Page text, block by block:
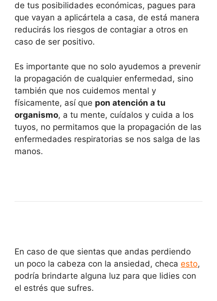
de tus posibilidades económicas, pagues para
que vayan a aplicártela a casa, de está manera
reducirás los riesgos de contagiar a otros en
caso de ser positivo.
Es importante que no solo ayudemos a prevenir
la propagación de cualquier enfermedad, sino
también que nos cuidemos mental y
físicamente, así que pon atención a tu
organismo, a tu mente, cuídalos y cuida a los
tuyos, no permitamos que la propagación de las
enfermedades respiratorias se nos salga de las
manos.
En caso de que sientas que andas perdiendo
un poco la cabeza con la ansiedad, checa esto,
podría brindarte alguna luz para que lidies con
el estrés que sufres.